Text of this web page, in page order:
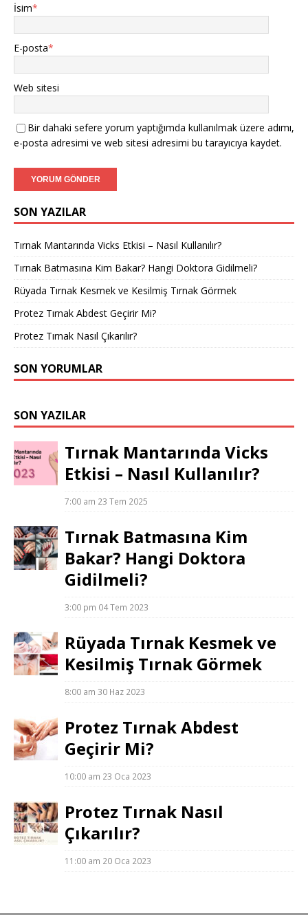
İsim*
E-posta*
Web sitesi
Bir dahaki sefere yorum yaptığımda kullanılmak üzere adımı,
e-posta adresimi ve web sitesi adresimi bu tarayıcıya kaydet.
SON YAZILAR
Tırnak Mantarında Vicks Etkisi – Nasıl Kullanılır?
Tırnak Batmasına Kim Bakar? Hangi Doktora Gidilmeli?
Rüyada Tırnak Kesmek ve Kesilmiş Tırnak Görmek
Protez Tırnak Abdest Geçirir Mi?
Protez Tırnak Nasıl Çıkarılır?
SON YORUMLAR
SON YAZILAR
Tırnak Mantarında Vicks
Etkisi – Nasıl Kullanılır?
7:00 am 23 Tem 2025
Tırnak Batmasına Kim
Bakar? Hangi Doktora
Gidilmeli?
3:00 pm 04 Tem 2023
Rüyada Tırnak Kesmek ve
Kesilmiş Tırnak Görmek
8:00 am 30 Haz 2023
Protez Tırnak Abdest
Geçirir Mi?
10:00 am 23 Oca 2023
Protez Tırnak Nasıl
Çıkarılır?
11:00 am 20 Oca 2023